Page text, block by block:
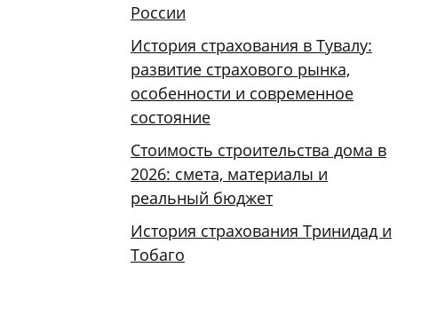
России
История страхования в Тувалу:
развитие страхового рынка,
особенности и современное
состояние
Стоимость строительства дома в
2026: смета, материалы и
реальный бюджет
История страхования Тринидад и
Тобаго